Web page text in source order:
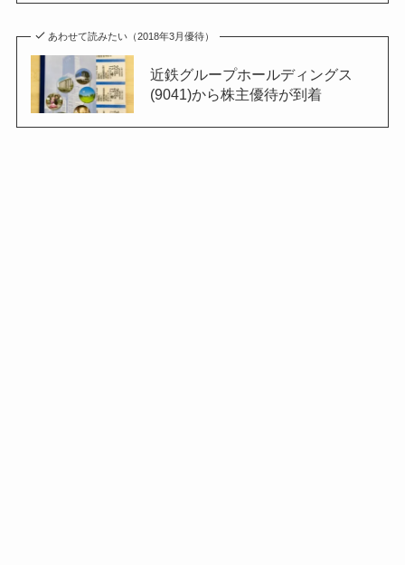
あわせて読みたい（2018年3月優待）
近鉄グループホールディングス
(9041)から株主優待が到着